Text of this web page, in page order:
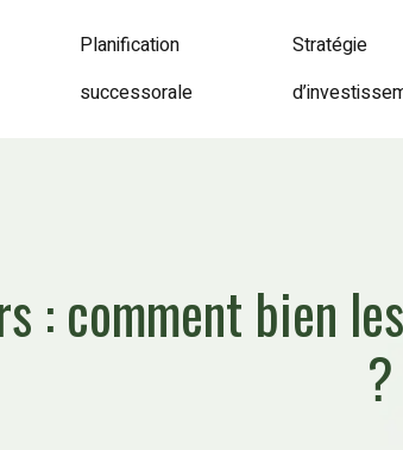
Planification
successorale
Stratégie
: comment bien
?